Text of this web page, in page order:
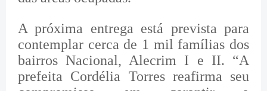
A próxima entrega está prevista para
contemplar cerca de 1 mil famílias dos
bairros Nacional, Alecrim I e II. “A
prefeita Cordélia Torres reafirma seu